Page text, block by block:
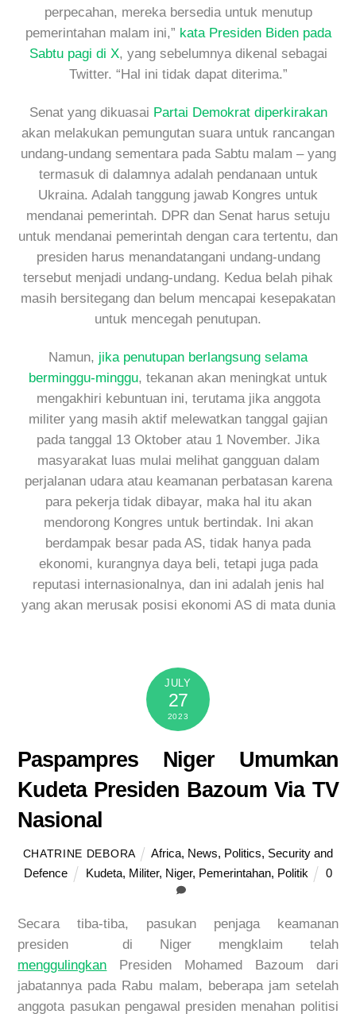
perpecahan, mereka bersedia untuk menutup
pemerintahan malam ini,” kata Presiden Biden pada
Sabtu pagi di X, yang sebelumnya dikenal sebagai
Twitter. “Hal ini tidak dapat diterima.”
Senat yang dikuasai Partai Demokrat diperkirakan
akan melakukan pemungutan suara untuk rancangan
undang-undang sementara pada Sabtu malam – yang
termasuk di dalamnya adalah pendanaan untuk
Ukraina. Adalah tanggung jawab Kongres untuk
mendanai pemerintah. DPR dan Senat harus setuju
untuk mendanai pemerintah dengan cara tertentu, dan
presiden harus menandatangani undang-undang
tersebut menjadi undang-undang. Kedua belah pihak
masih bersitegang dan belum mencapai kesepakatan
untuk mencegah penutupan.
Namun, jika penutupan berlangsung selama
berminggu-minggu, tekanan akan meningkat untuk
mengakhiri kebuntuan ini, terutama jika anggota
militer yang masih aktif melewatkan tanggal gajian
pada tanggal 13 Oktober atau 1 November. Jika
masyarakat luas mulai melihat gangguan dalam
perjalanan udara atau keamanan perbatasan karena
para pekerja tidak dibayar, maka hal itu akan
mendorong Kongres untuk bertindak. Ini akan
berdampak besar pada AS, tidak hanya pada
ekonomi, kurangnya daya beli, tetapi juga pada
reputasi internasionalnya, dan ini adalah jenis hal
yang akan merusak posisi ekonomi AS di mata dunia
JULY
27
2023
Paspampres Niger Umumkan
Kudeta Presiden Bazoum Via TV
Nasional
CHATRINE DEBORA Africa, News, Politics, Security and
Defence
Kudeta, Militer, Niger, Pemerintahan, Politik 0
Secara tiba-tiba, pasukan penjaga keamanan
presiden di Niger mengklaim telah
menggulingkan Presiden Mohamed Bazoum dari
jabatannya pada Rabu malam, beberapa jam setelah
anggota pasukan pengawal presiden menahan politisi